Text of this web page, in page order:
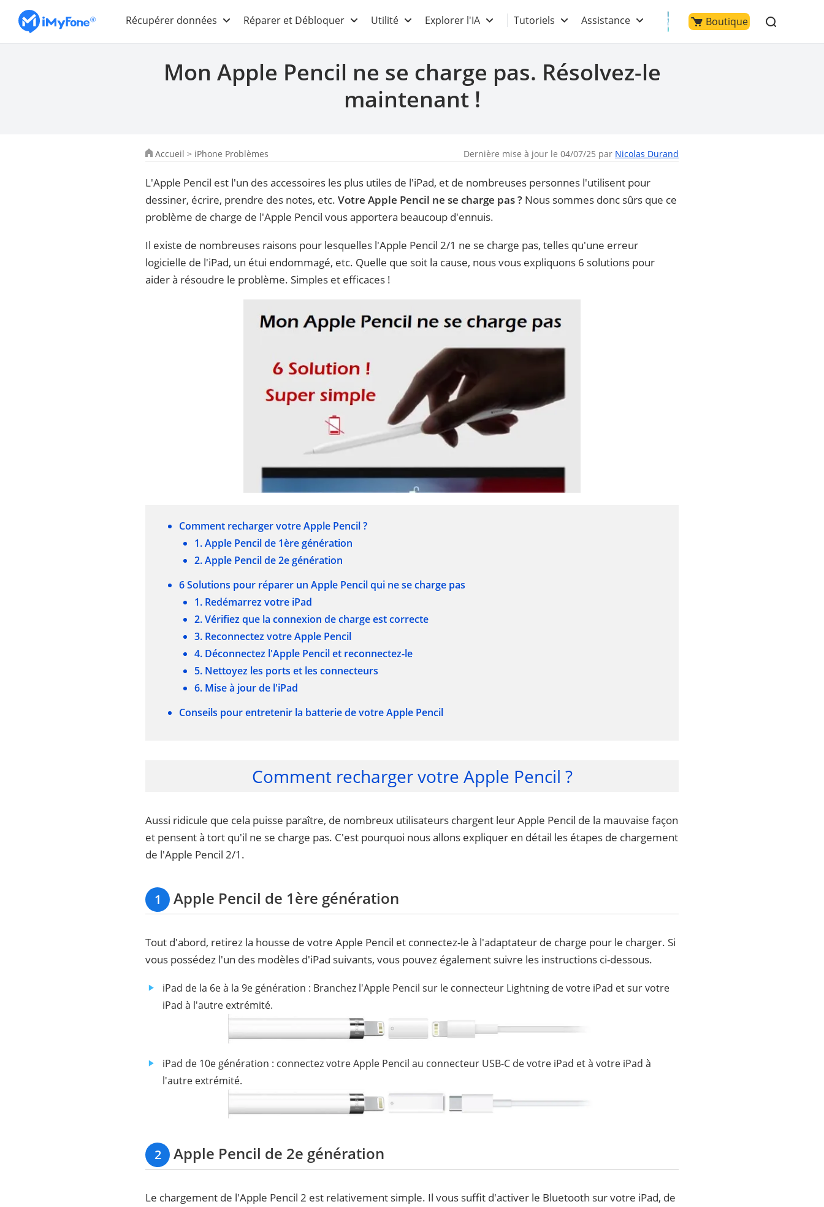
Récupérer données Réparer et Débloquer Utilité Explorer l'IA Tutoriels Assistance Boutique
Mon Apple Pencil ne se charge pas. Résolvez-le
maintenant !
Accueil > iPhone Problèmes Dernière mise à jour le 04/07/25 par Nicolas Durand
L'Apple Pencil est l'un des accessoires les plus utiles de l'iPad, et de nombreuses personnes l'utilisent pour
dessiner, écrire, prendre des notes, etc. Votre Apple Pencil ne se charge pas ? Nous sommes donc sûrs que ce
problème de charge de l'Apple Pencil vous apportera beaucoup d'ennuis.
Il existe de nombreuses raisons pour lesquelles l'Apple Pencil 2/1 ne se charge pas, telles qu'une erreur
logicielle de l'iPad, un étui endommagé, etc. Quelle que soit la cause, nous vous expliquons 6 solutions pour
aider à résoudre le problème. Simples et efficaces !
Comment recharger votre Apple Pencil ?
1. Apple Pencil de 1ère génération
2. Apple Pencil de 2e génération
6 Solutions pour réparer un Apple Pencil qui ne se charge pas
1. Redémarrez votre iPad
2. Vérifiez que la connexion de charge est correcte
3. Reconnectez votre Apple Pencil
4. Déconnectez l'Apple Pencil et reconnectez-le
5. Nettoyez les ports et les connecteurs
6. Mise à jour de l'iPad
Conseils pour entretenir la batterie de votre Apple Pencil
Comment recharger votre Apple Pencil ?
Aussi ridicule que cela puisse paraître, de nombreux utilisateurs chargent leur Apple Pencil de la mauvaise façon
et pensent à tort qu'il ne se charge pas. C'est pourquoi nous allons expliquer en détail les étapes de chargement
de l'Apple Pencil 2/1.
1 Apple Pencil de 1ère génération
Tout d'abord, retirez la housse de votre Apple Pencil et connectez-le à l'adaptateur de charge pour le charger. Si
vous possédez l'un des modèles d'iPad suivants, vous pouvez également suivre les instructions ci-dessous.
iPad de la 6e à la 9e génération : Branchez l'Apple Pencil sur le connecteur Lightning de votre iPad et sur votre
iPad à l'autre extrémité.
iPad de 10e génération : connectez votre Apple Pencil au connecteur USB-C de votre iPad et à votre iPad à
l'autre extrémité.
2 Apple Pencil de 2e génération
Le chargement de l'Apple Pencil 2 est relativement simple. Il vous suffit d'activer le Bluetooth sur votre iPad, de